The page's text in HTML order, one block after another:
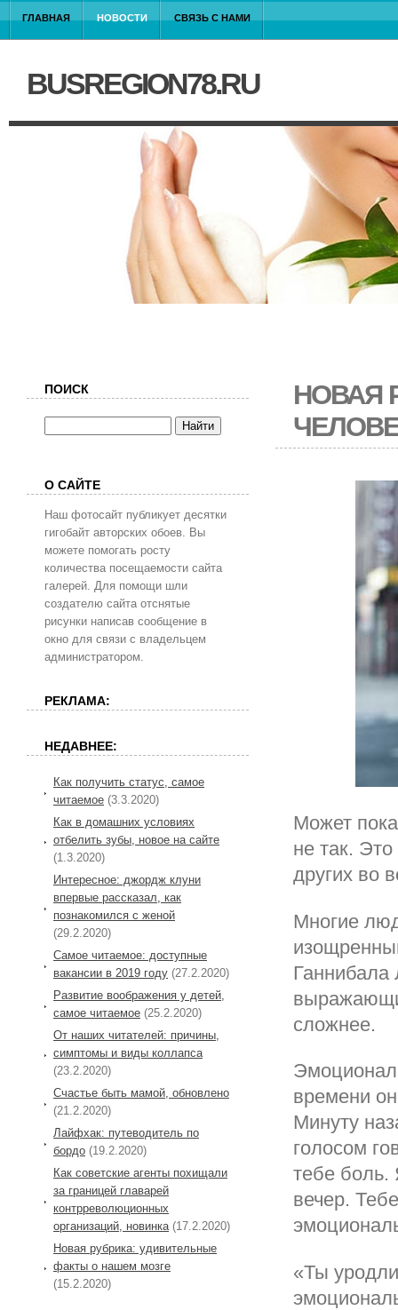
ГЛАВНАЯ НОВОСТИ СВЯЗЬ С НАМИ
BUSREGION78.RU
НОВАЯ
Может
не так.
других во
Многие
Ганнибала
сложнее.
времени
Минуту
голосом
тебе боль.
вечер.
«Ты
ПОИСК
О САЙТЕ
Наш фотосайт публикует десятки
гигобайт авторских обоев. Вы
можете помогать росту
количества посещаемости сайта
галерей. Для помощи шли
создателю сайта отснятые
рисунки написав сообщение в
окно для связи с владельцем
администратором.
РЕКЛАМА:
НЕДАВНЕЕ:
Как получить статус, самое
читаемое (3.3.2020)
Как в домашних условиях
отбелить зубы, новое на сайте
(1.3.2020)
Интересное: джордж клуни
впервые рассказал, как
познакомился с женой
(29.2.2020)
Самое читаемое: доступные
вакансии в 2019 году (27.2.2020)
Развитие воображения у детей,
самое читаемое (25.2.2020)
От наших читателей: причины,
симптомы и виды коллапса
(23.2.2020)
Cчастье быть мамой, обновлено
(21.2.2020)
Лайфхак: путеводитель по
бордо (19.2.2020)
Как советские агенты похищали
за границей главарей
контрреволюционных
организаций, новинка (17.2.2020)
Новая рубрика: удивительные
факты о нашем мозге
(15.2.2020)